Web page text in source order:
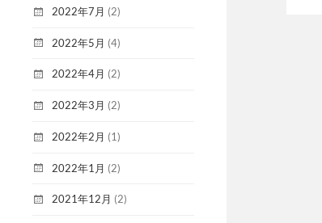
2022年7月 (2)
2022年5月 (4)
2022年4月 (2)
2022年3月 (2)
2022年2月 (1)
2022年1月 (2)
2021年12月 (2)